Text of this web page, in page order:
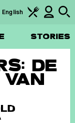
STORIES
English
DE
VAN